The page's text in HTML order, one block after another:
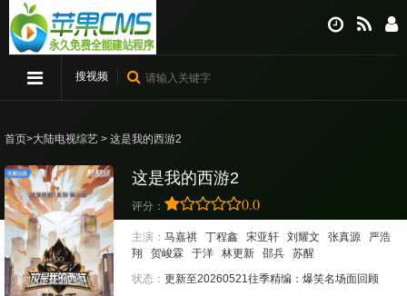
搜视频
首页>大陆电视综艺 > 这是我的西游2
这是我的西游2
评分： 0.0
主演： 马嘉祺 丁程鑫 宋亚轩 刘耀文 张真源
严浩
翔
贺峻霖 于洋 林更新 邵兵
苏醒
状态： 更新至20260521往季精编：爆笑名场面回顾